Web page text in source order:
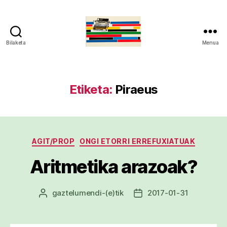
Bilaketa Menua
Etiketa: Piraeus
Kategoriak
AGIT/PROP ONGI ETORRI ERREFUXIATUAK
Aritmetika arazoak?
Argitalpenaren
gaztelumendi-(e)tik
Argitalpenaren
2017-01-31